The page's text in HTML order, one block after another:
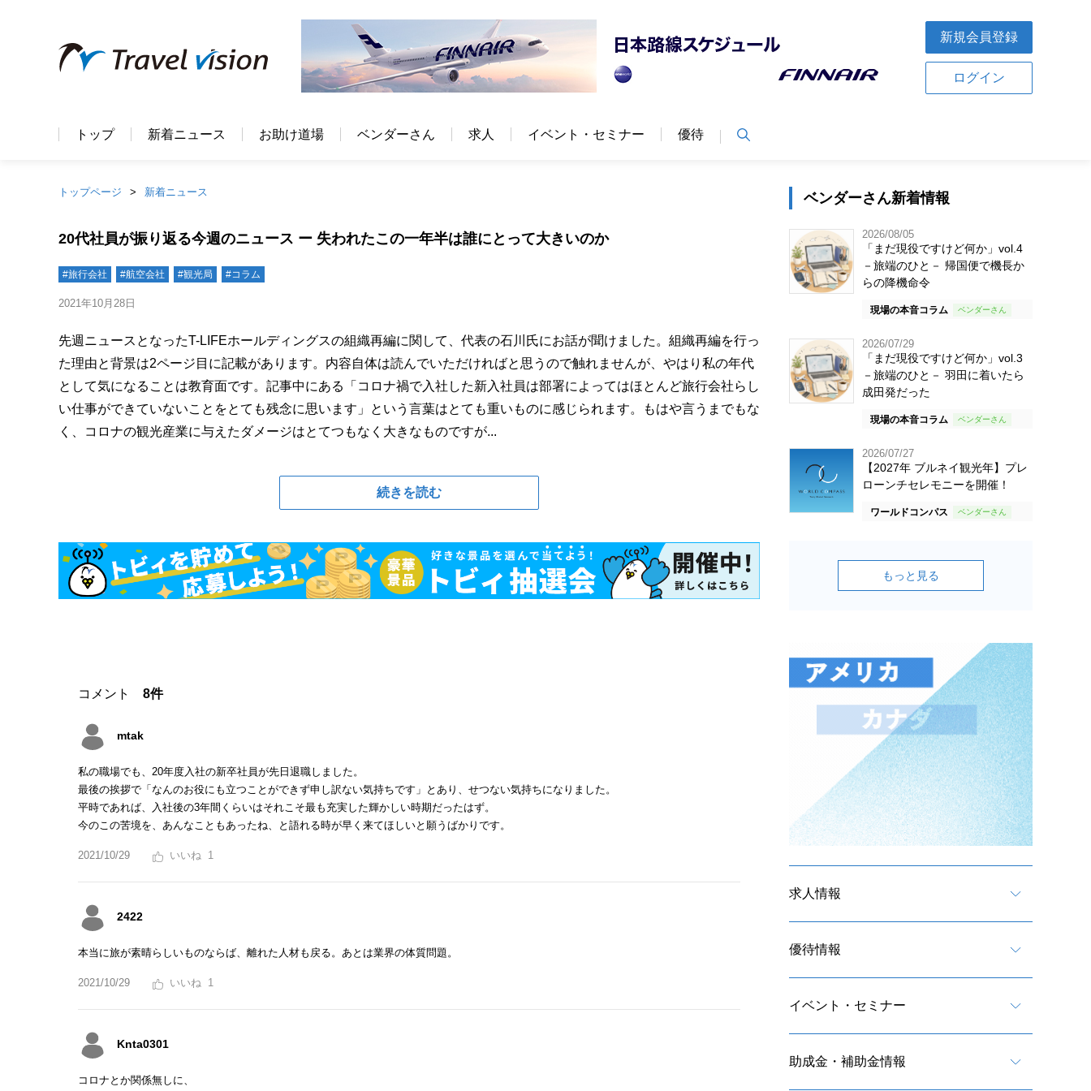
新規会員登録
ログイン
トップ 新着ニュース お助け道場 ベンダーさん 求人 イベント・セミナー 優待
トップページ 新着ニュース
20代社員が振り返る今週のニュース ー 失われたこの一年半は誰にとって大きいのか
#旅行会社 #航空会社 #観光局 #コラム
2021年10月28日
先週ニュースとなったT-LIFEホールディングスの組織再編に関して、代表の石川氏にお話が聞けました。組織再編を行っ
た理由と背景は2ページ目に記載があります。内容自体は読んでいただければと思うので触れませんが、やはり私の年代
として気になることは教育面です。記事中にある「コロナ禍で入社した新入社員は部署によってはほとんど旅行会社らし
い仕事ができていないことをとても残念に思います」という言葉はとても重いものに感じられます。もはや言うまでもな
く、コロナの観光産業に与えたダメージはとてつもなく大きなものですが...
続きを読む
コメント 8件
mtak
私の職場でも、20年度入社の新卒社員が先日退職しました。
最後の挨拶で「なんのお役にも立つことができず申し訳ない気持ちです」とあり、せつない気持ちになりました。
平時であれば、入社後の3年間くらいはそれこそ最も充実した輝かしい時期だったはず。
今のこの苦境を、あんなこともあったね、と語れる時が早く来てほしいと願うばかりです。
2021/10/29 1
2422
本当に旅が素晴らしいものならば、離れた人材も戻る。あとは業界の体質問題。
2021/10/29 1
Knta0301
コロナとか関係無しに、
ベンダーさん新着情報
2026/08/05
「まだ現役ですけど何か」vol.4
－旅端のひと－ 帰国便で機長か
らの降機命令
現場の本音コラム
2026/07/29
「まだ現役ですけど何か」vol.3
－旅端のひと－ 羽田に着いたら
成田発だった
現場の本音コラム
2026/07/27
【2027年 ブルネイ観光年】プレ
ローンチセレモニーを開催！
ワールドコンパス
もっと見る
求人情報
優待情報
イベント・セミナー
助成金・補助金情報